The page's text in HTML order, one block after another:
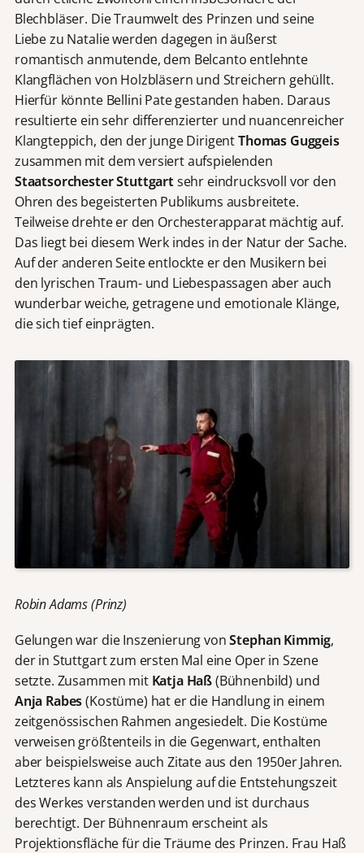
Blechbläser. Die Traumwelt des Prinzen und seine
Liebe zu Natalie werden dagegen in äußerst
romantisch anmutende, dem Belcanto entlehnte
Klangflächen von Holzbläsern und Streichern gehüllt.
Hierfür könnte Bellini Pate gestanden haben. Daraus
resultierte ein sehr differenzierter und nuancenreicher
Klangteppich, den der junge DirigentThomas Guggeis
zusammen mit dem versiert aufspielenden
Staatsorchester Stuttgartsehr eindrucksvoll vor den
Ohren des begeisterten Publikums ausbreitete.
Teilweise drehte er den Orchesterapparat mächtig auf.
Das liegt bei diesem Werk indes in der Natur der Sache.
Auf der anderen Seite entlockte er den Musikern bei
den lyrischen Traum- und Liebespassagen aber auch
wunderbar weiche, getragene und emotionale Klänge,
die sich tief einprägten.
Robin Adams (Prinz)
Gelungen war die Inszenierung vonStephan Kimmig,
der in Stuttgart zum ersten Mal eine Oper in Szene
setzte. Zusammen mit Katja Haß(Bühnenbild) und
Anja Rabes(Kostüme) hat er die Handlung in einem
zeitgenössischen Rahmen angesiedelt. Die Kostüme
verweisen größtenteils in die Gegenwart, enthalten
aber beispielsweise auch Zitate aus den 1950er Jahren.
Letzteres kann als Anspielung auf die Entstehungszeit
des Werkes verstanden werden und ist durchaus
berechtigt. Der Bühnenraum erscheint als
Projektionsfläche für die Träume des Prinzen. Frau Haß